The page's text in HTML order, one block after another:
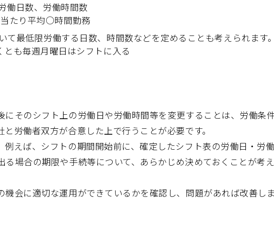
働日数、労働時間数
たり平均○時間勤務
て最低限労働する日数、時間数などを定めることも考えられます。
も毎週月曜日はシフトに入る
そのシフト上の労働日や労働時間等を変更することは、労働条
労働者双方が合意した上で行うことが必要です。
例えば、シフトの期間開始前に、確定したシフト表の労働日・労働
場合の期限や手続等について、あらかじめ決めておくことが考え
会に適切な運用ができているかを確認し、問題があれば改善しま